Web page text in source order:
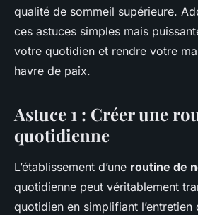
qualité de sommeil supérieure.
ces astuces simples mais
votre quotidien et rendre votre
havre de paix.
Astuce 1 : Créer une
quotidienne
L’établissement d’une routine de
quotidienne peut véritablement
quotidien en simplifiant